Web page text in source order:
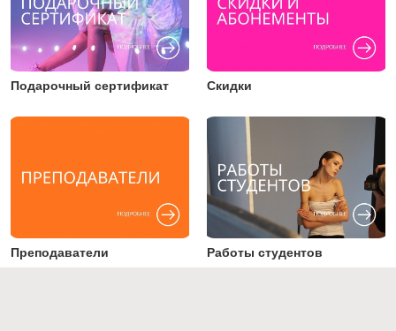
Подарочный сертификат Скидки
Преподаватели Работы студентов